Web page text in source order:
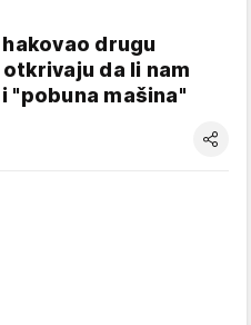
drugu
da li nam
"pobuna mašina"